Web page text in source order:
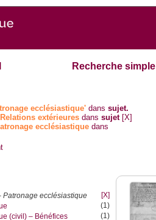
Recherche simple
ecclésiastique' danssujet.
extérieures danssujet [X]
ecclésiastique dans
Patronage ecclésiastique
[X]
(1)
(civil) – Bénéfices
(1)